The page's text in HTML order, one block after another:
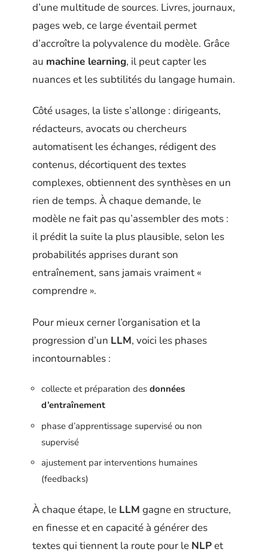
d’une multitude de sources. Livres, journaux,
pages web, ce large éventail permet
d’accroître la polyvalence du modèle. Grâce
au machine learning, il peut capter les
nuances et les subtilités du langage humain.
Côté usages, la liste s’allonge : dirigeants,
rédacteurs, avocats ou chercheurs
automatisent les échanges, rédigent des
contenus, décortiquent des textes
complexes, obtiennent des synthèses en un
rien de temps. À chaque demande, le
modèle ne fait pas qu’assembler des mots :
il prédit la suite la plus plausible, selon les
probabilités apprises durant son
entraînement, sans jamais vraiment «
comprendre ».
Pour mieux cerner l’organisation et la
progression d’un LLM, voici les phases
incontournables :
collecte et préparation des données
d’entraînement
phase d’apprentissage supervisé ou non
supervisé
ajustement par interventions humaines
(feedbacks)
À chaque étape, le LLM gagne en structure,
en finesse et en capacité à générer des
textes qui tiennent la route pour le NLPet